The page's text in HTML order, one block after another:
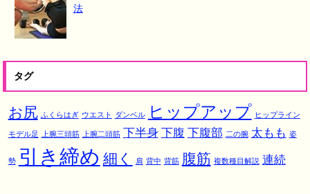
法
タグ
お尻 ふくらはぎ ウエスト ダンベル ヒップアップ ヒップライン
モデル足 上腕三頭筋 上腕二頭筋 下半身 下腹 下腹部 二の腕 太もも 姿
勢 引き締め 細く 肩 背中 背筋 腹筋 複数種目解説 連続